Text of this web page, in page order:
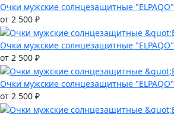
Очки мужские солнцезащитные "ELPAQO"
от 2 500 ₽
Очки мужские солнцезащитные "ELPAQO"
от 2 500 ₽
Очки мужские солнцезащитные "ELPAQO"
от 2 500 ₽